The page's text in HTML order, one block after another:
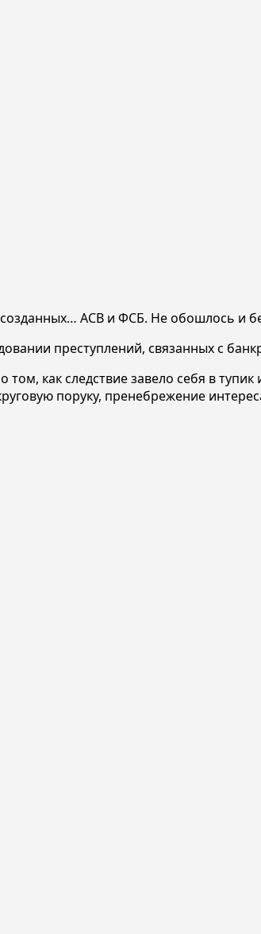
АСВ и ФСБ. Не обошлось и
преступлений, связанных с
как следствие завело себя в
поруку, пренебрежение